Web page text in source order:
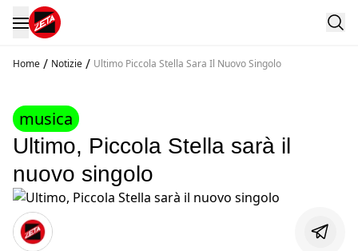
Home / Notizie / Ultimo Piccola Stella Sara Il Nuovo Singolo
musica
Ultimo, Piccola Stella sarà il
nuovo singolo